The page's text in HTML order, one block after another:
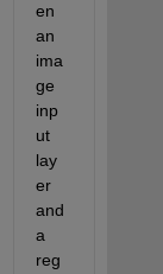
en
an
ima
ge
inp
ut
lay
er
and
a
reg